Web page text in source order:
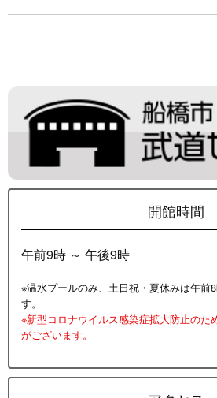
開館時間
午前9時 ～ 午後9時
※温水プールのみ、土日祝・夏休みは午前
す。
※新型コロナウイルス感染症拡大防止のた
がございます。